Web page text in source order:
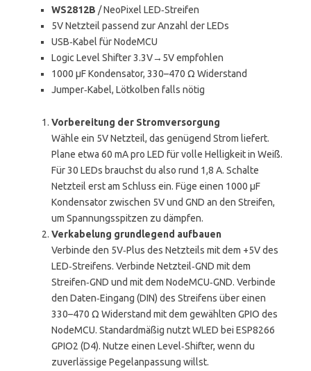
WS2812B / NeoPixel LED‑Streifen
5V Netzteil passend zur Anzahl der LEDs
USB‑Kabel für NodeMCU
Logic Level Shifter 3.3V→5V empfohlen
1000 µF Kondensator, 330–470 Ω Widerstand
Jumper‑Kabel, Lötkolben falls nötig
Vorbereitung der Stromversorgung
Wähle ein 5V Netzteil, das genügend Strom liefert.
Plane etwa 60 mA pro LED für volle Helligkeit in Weiß.
Für 30 LEDs brauchst du also rund 1,8 A. Schalte
Netzteil erst am Schluss ein. Füge einen 1000 µF
Kondensator zwischen 5V und GND an den Streifen,
um Spannungsspitzen zu dämpfen.
Verkabelung grundlegend aufbauen
Verbinde den 5V‑Plus des Netzteils mit dem +5V des
LED‑Streifens. Verbinde Netzteil‑GND mit dem
Streifen‑GND und mit dem NodeMCU‑GND. Verbinde
den Daten‑Eingang (DIN) des Streifens über einen
330–470 Ω Widerstand mit dem gewählten GPIO des
NodeMCU. Standardmäßig nutzt WLED bei ESP8266
GPIO2 (D4). Nutze einen Level‑Shifter, wenn du
zuverlässige Pegelanpassung willst.